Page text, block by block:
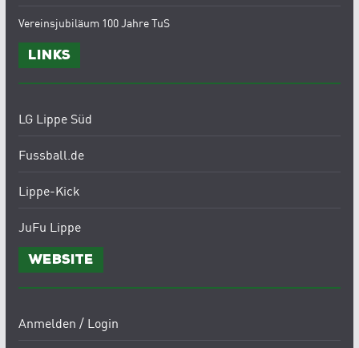
Vereinsjubiläum 100 Jahre TuS
Links
LG Lippe Süd
Fussball.de
Lippe-Kick
JuFu Lippe
Website
Anmelden / Login